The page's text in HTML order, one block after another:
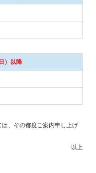
）以降
、その都度ご案内申し上げ
以上